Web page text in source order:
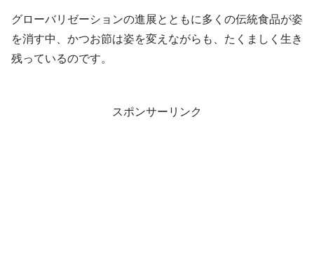
グローバリゼーションの進展とともに多くの伝統食品が姿
を消す中、かつお節は姿を変えながらも、たくましく生き
残っているのです。
スポンサーリンク